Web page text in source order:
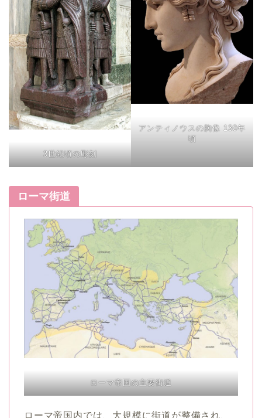
3世紀頃の彫刻
アンティノウスの胸像 130年
頃
ローマ街道
ローマ帝国の主要街道
ローマ帝国内では、大規模に街道が整備され、